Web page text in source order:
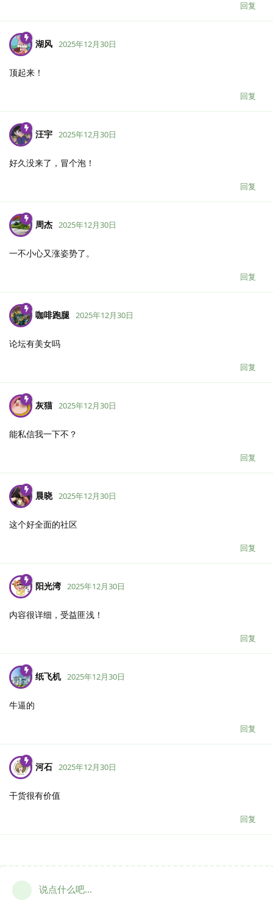
回复
湖风 2025年12月30日
顶起来！
回复
汪宇 2025年12月30日
好久没来了，冒个泡！
回复
周杰 2025年12月30日
一不小心又涨姿势了。
回复
咖啡跑腿 2025年12月30日
论坛有美女吗
回复
灰猫 2025年12月30日
能私信我一下不？
回复
晨晓 2025年12月30日
这个好全面的社区
回复
阳光湾 2025年12月30日
内容很详细，受益匪浅！
回复
纸飞机 2025年12月30日
牛逼的
回复
河石 2025年12月30日
干货很有价值
回复
说点什么吧...